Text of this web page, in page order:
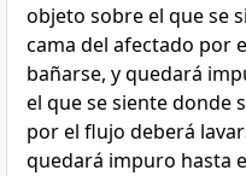
objeto sobre el que se
cama del afectado por
bañarse, y quedará
el que se siente donde
por el flujo deberá
quedará impuro hasta